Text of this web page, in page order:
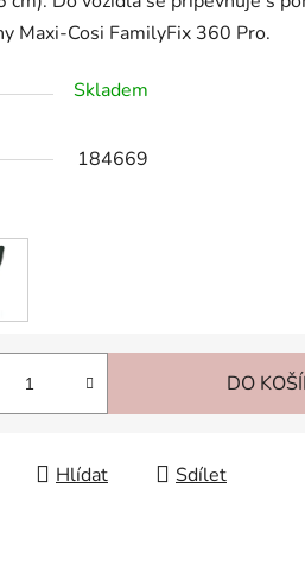
Maxi-Cosi FamilyFix 360 Pro.
Skladem
184669
DO
Hlídat Sdílet